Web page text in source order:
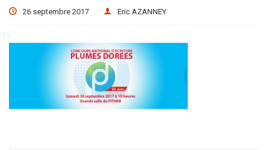
26 septembre 2017 Eric AZANNEY